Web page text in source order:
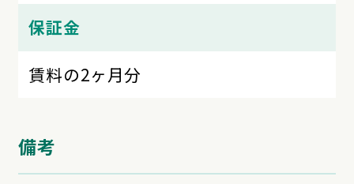
保証金
賃料の2ヶ月分
備考